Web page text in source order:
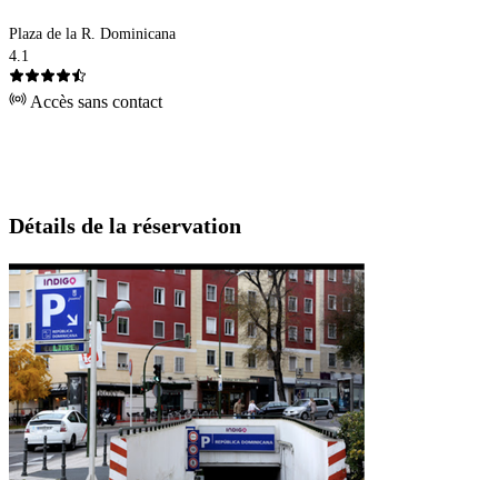
Plaza de la R. Dominicana
4.1
Accès sans contact
Détails de la réservation